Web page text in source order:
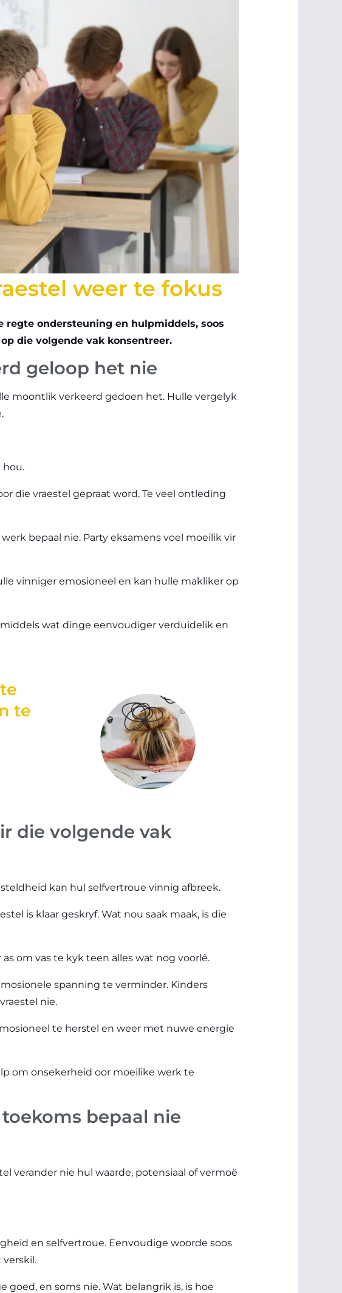
weer te fokus
regte ondersteuning en hulpmiddels, soos
die volgende vak konsentreer.
geloop het nie
moontlik verkeerd gedoen het. Hulle vergelyk
hou.
die vraestel gepraat word. Te veel ontleding
bepaal nie. Party eksamens voel moeilik vir
vinniger emosioneel en kan hulle makliker op
wat dinge eenvoudiger verduidelik en
te
die volgende vak
kan hul selfvertroue vinnig afbreek.
is klaar geskryf. Wat nou saak maak, is die
om vas te kyk teen alles wat nog voorlê.
spanning te verminder. Kinders
nie.
te herstel en weer met nuwe energie
om onsekerheid oor moeilike werk te
bepaal nie
verander nie hul waarde, potensiaal of vermoë
en selfvertroue. Eenvoudige woorde soos
verskil.
en soms nie. Wat belangrik is, is hoe